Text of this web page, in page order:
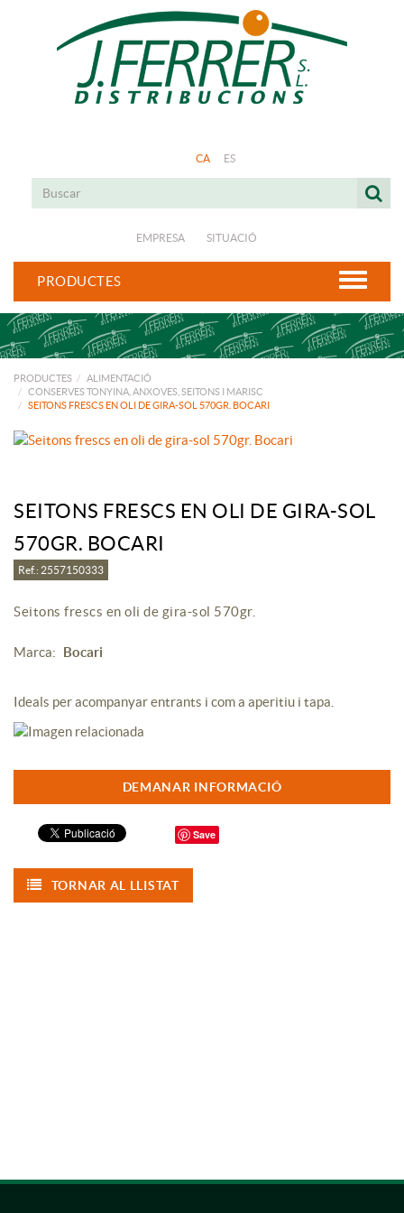
CA ES
EMPRESA SITUACIÓ
PRODUCTES
PRODUCTES
ALIMENTACIÓ
CONSERVES TONYINA, ANXOVES, SEITONS I MARISC
SEITONS FRESCS EN OLI DE GIRA-SOL 570GR. BOCARI
SEITONS FRESCS EN OLI DE GIRA-SOL
570GR. BOCARI
Ref.: 2557150333
Seitons frescs en oli de gira-sol 570gr.
Marca: Bocari
Ideals per acompanyar entrants i com a aperitiu i tapa.
DEMANAR INFORMACIÓ
Save
TORNAR AL LLISTAT